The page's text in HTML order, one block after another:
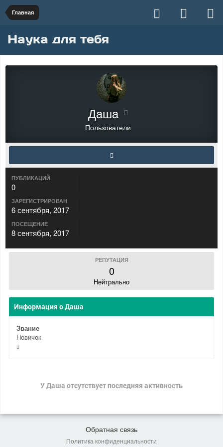
Главная
Наука для тебя
Даша
Пользователи
ПУБЛИКАЦИЙ
0
ЗАРЕГИСТРИРОВАН
6 сентября, 2017
ПОСЕЩЕНИЕ
8 сентября, 2017
РЕПУТАЦИЯ
0
Нейтрально
Информация о Даша
Звание
Новичок
У Даша отсутствует последняя активность
Обратная связь
Политика конфиденциальности